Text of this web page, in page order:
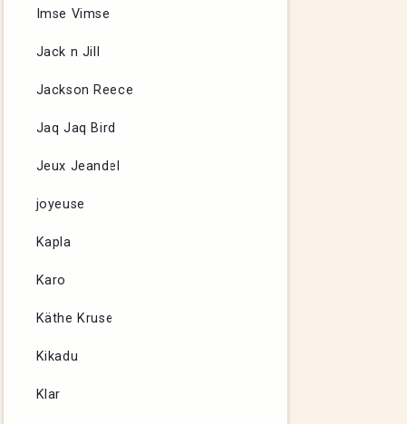
Imse Vimse
Jack n Jill
Jackson Reece
Jaq Jaq Bird
Jeux Jeandel
joyeuse
Kapla
Karo
Käthe Kruse
Kikadu
Klar